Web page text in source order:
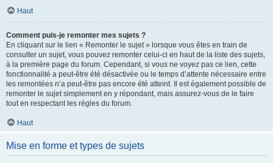
Haut
Comment puis-je remonter mes sujets ?
En cliquant sur le lien « Remonter le sujet » lorsque vous êtes en train de
consulter un sujet, vous pouvez remonter celui-ci en haut de la liste des sujets,
à la première page du forum. Cependant, si vous ne voyez pas ce lien, cette
fonctionnalité a peut-être été désactivée ou le temps d’attente nécessaire entre
les remontées n’a peut-être pas encore été atteint. Il est également possible de
remonter le sujet simplement en y répondant, mais assurez-vous de le faire
tout en respectant les règles du forum.
Haut
Mise en forme et types de sujets